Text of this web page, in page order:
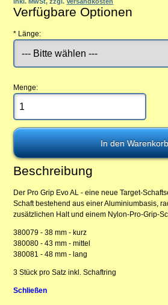
Verfügbare Optionen
* Länge:
Menge:
Beschreibung
Der Pro Grip Evo AL - eine neue Target-
Schaft bestehend aus einer Aluminiumbasis,
zusätzlichen Halt und einem Nylon-Pro-Grip-
380079 - 38 mm - kurz
380080 - 43 mm - mittel
380081 - 48 mm - lang
3 Stück pro Satz inkl. Schaftring
Schließen